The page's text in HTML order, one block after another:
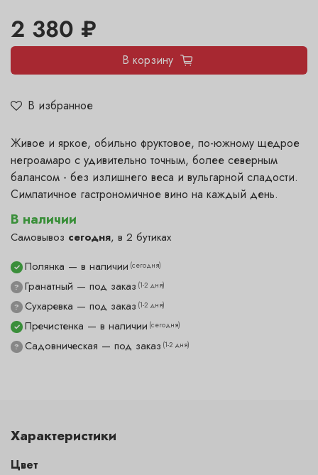
В избранное
2 380 ₽
В корзину
В наличии
Самовывоз сегодня, в 2 бутиках
? Гранатный — под заказ (1-2 дня)
✓ Полянка — в наличии (сегодня)
✓ Пречистенка — в наличии (сегодня)
? Садовническая — под заказ (1-2 дня)
? Сухаревка — под заказ (1-2 дня)
Живое и яркое, обильно фруктовое, по-южному щедрое
негроамаро с удивительно точным, более северным
балансом - без излишнего веса и вульгарной сладости.
Симпатичное гастрономичное вино на каждый день.
Характеристики
Цвет